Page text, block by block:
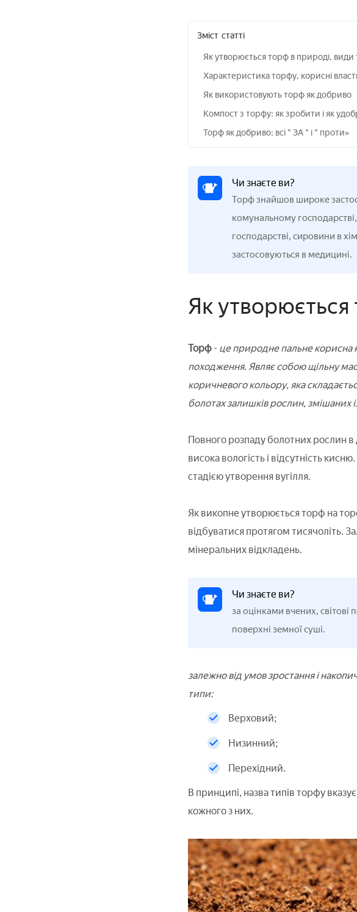
Зміст статті
Як утворюється торф в природі, види
Характеристика торфу, корисні
Як використовують торф як добриво
Компост з торфу: як зробити і як
Торф як добриво: всі " ЗА " і " проти»
Чи знаєте ви?
Торф знайшов широке
комунальному господарстві,
господарстві, сировини в
застосовуються в медицині.
Як
Торф - це природне пальне корисна
походження. Являє собою щільну
коричневого кольору, яка
болотах залишків рослин, змішаних
Повного розпаду болотних рослин
висока вологість і відсутність
стадією утворення вугілля.
Як викопне утворюється торф на
відбуватися протягом тисячоліть.
мінеральних відкладень.
Чи знаєте ви?
за оцінками вчених,
поверхні земної суші.
залежно від умов зростання і
типи:
Верховий;
Низинний;
Перехідний.
В принципі, назва типів торфу
кожного з них.